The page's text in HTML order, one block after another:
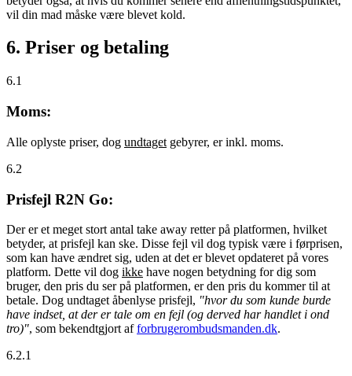
vil din mad måske være blevet kold.
6. Priser og betaling
6.1
Moms:
Alle oplyste priser, dog undtaget gebyrer, er inkl. moms.
6.2
Prisfejl R2N Go:
Der er et meget stort antal take away retter på platformen, hvilket
betyder, at prisfejl kan ske. Disse fejl vil dog typisk være i førprisen,
som kan have ændret sig, uden at det er blevet opdateret på vores
platform. Dette vil dog ikke have nogen betydning for dig som
bruger, den pris du ser på platformen, er den pris du kommer til at
betale. Dog undtaget åbenlyse prisfejl, "hvor du som kunde burde
have indset, at der er tale om en fejl (og derved har handlet i ond
tro)", som bekendtgjort afforbrugerombudsmanden.dk.
6.2.1